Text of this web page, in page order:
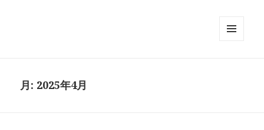
月: 2025年4月